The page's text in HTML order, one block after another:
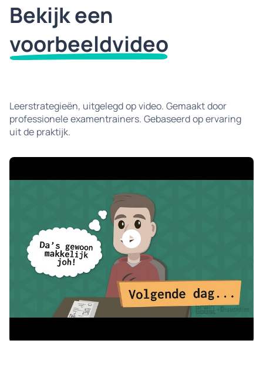
Bekijk een
voorbeeldvideo
Leerstrategieën, uitgelegd op video. Gemaakt door
professionele examentrainers. Gebaseerd op ervaring
uit de praktijk.